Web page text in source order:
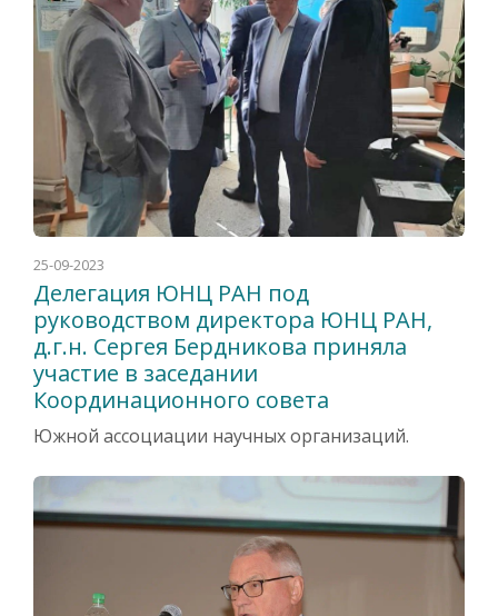
25-09-2023
Делегация ЮНЦ РАН под
руководством директора ЮНЦ РАН,
д.г.н. Сергея Бердникова приняла
участие в заседании
Координационного совета
Южной ассоциации научных организаций.